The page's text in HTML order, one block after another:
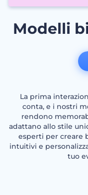
Modelli
La prima
conta, e i nostri
rendono
adattano allo stile
esperti per creare
intuitivi e
tuo